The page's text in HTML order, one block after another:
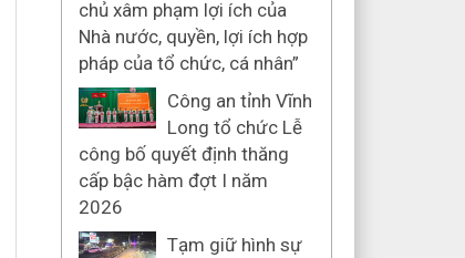
chủ xâm phạm lợi ích của
Nhà nước, quyền, lợi ích hợp
pháp của tổ chức, cá nhân”
Công an tỉnh Vĩnh
Long tổ chức Lễ
công bố quyết định thăng
cấp bậc hàm đợt I năm
2026
Tạm giữ hình sự